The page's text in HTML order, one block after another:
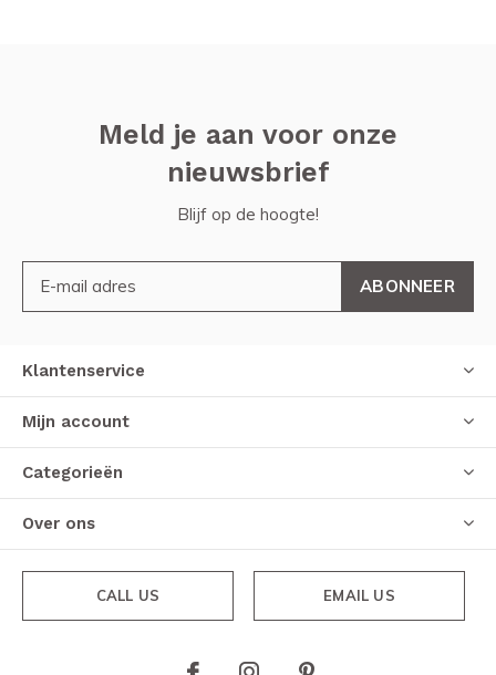
Meld je aan voor onze
nieuwsbrief
Blijf op de hoogte!
ABONNEER
Klantenservice
Mijn account
Categorieën
Over ons
CALL US EMAIL US